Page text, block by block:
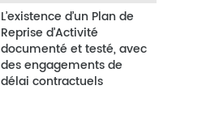
L’existence d’un Plan de
Reprise d’Activité
documenté et testé, avec
des engagements de
délai contractuels